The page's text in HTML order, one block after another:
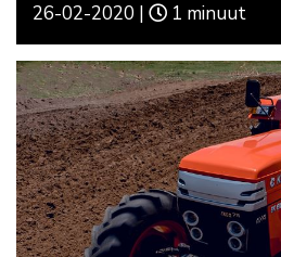
26-02-2020 | 1 minuut